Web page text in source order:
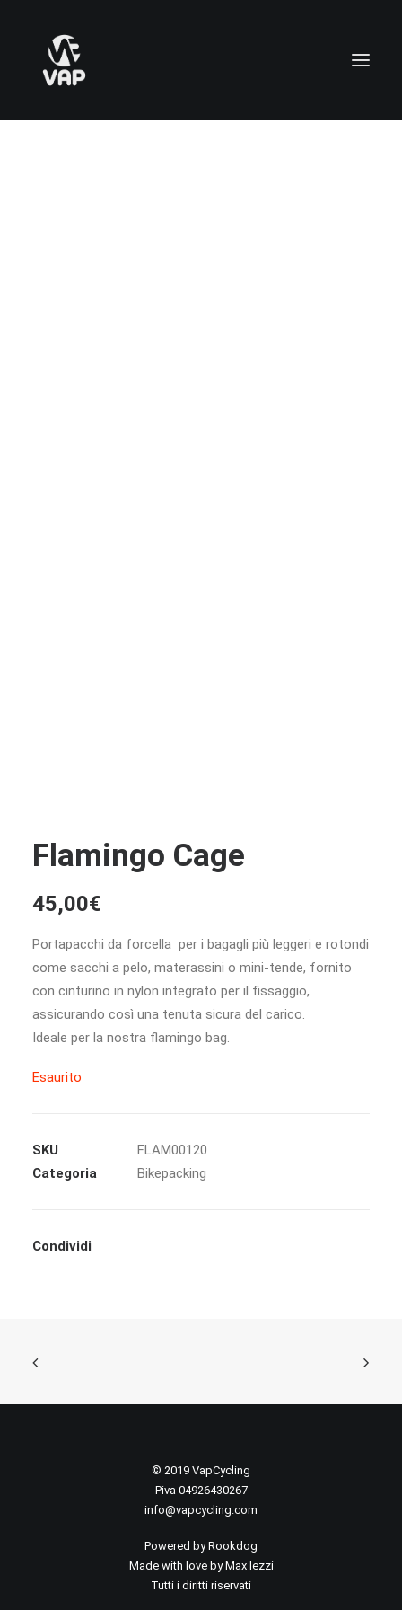
Flamingo Cage
45,00€
Portapacchi da forcella per i bagagli più leggeri e rotondi
come sacchi a pelo, materassini o mini-tende, fornito
con cinturino in nylon integrato per il fissaggio,
assicurando così una tenuta sicura del carico.
Ideale per la nostra flamingo bag.
Esaurito
SKU
FLAM00120
Categoria
Bikepacking
Condividi
© 2019 VapCycling
Piva 04926430267
info@vapcycling.com
Powered byRookdog
Made with love by Max Iezzi
Tutti i diritti riservati